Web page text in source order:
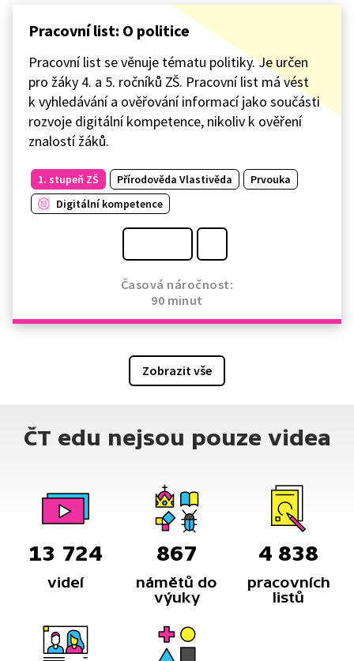
Pracovní list: O politice
Pracovní list se věnuje tématu politiky. Je určen
pro žáky 4. a 5. ročníků ZŠ. Pracovní list má vést
k vyhledávání a ověřování informací jako součásti
rozvoje digitální kompetence, nikoliv k ověření
znalostí žáků.
1. stupeň ZŠ Přírodověda Vlastivěda
Prvouka
Digitální kompetence
Časová náročnost:
90 minut
Zobrazit vše
ČT edu nejsou pouze videa
13 724
videí
867
námětů do
výuky
4 838
pracovních
listů